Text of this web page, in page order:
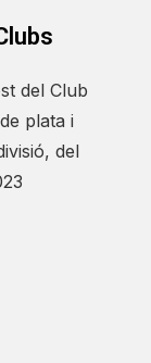
del Club
plata i
del